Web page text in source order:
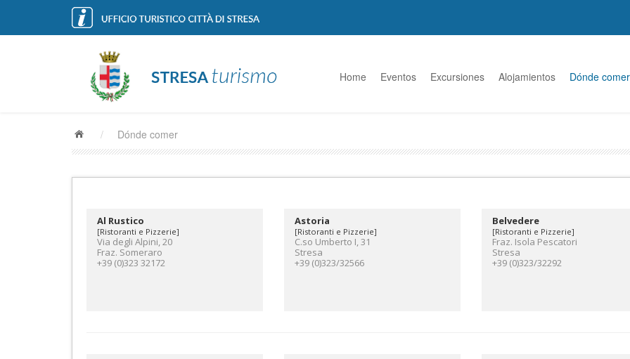
Home Eventos Excursiones Alojamientos Dónde comer
/ Dónde comer
Al Rustico
[Ristoranti e Pizzerie]
Via degli Alpini, 20
Fraz. Someraro
+39 (0)323 32172
Astoria
[Ristoranti e Pizzerie]
C.so Umberto I, 31
Stresa
+39 (0)323/32566
Belvedere
[Ristoranti e Pizzerie]
Fraz. Isola Pescatori
Stresa
+39 (0)323/32292